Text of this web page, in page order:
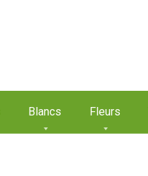
Blancs Fleurs